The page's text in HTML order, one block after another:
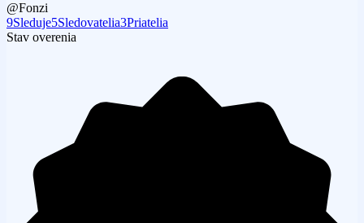
@Fonzi
9Sleduje5Sledovatelia3Priatelia
Stav overenia